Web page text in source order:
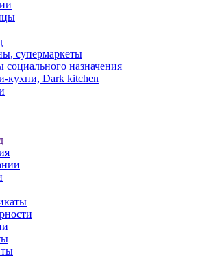
супермаркеты
социального назначения
кухни, Dark kitchen